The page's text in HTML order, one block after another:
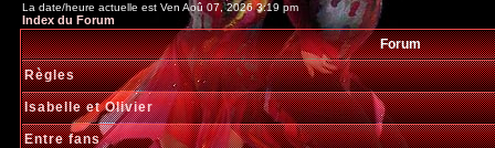
La date/heure actuelle est Ven Aoû 07, 2026 3:19 pm
Index du Forum
Forum
Règles
Isabelle et Olivier
Entre fans